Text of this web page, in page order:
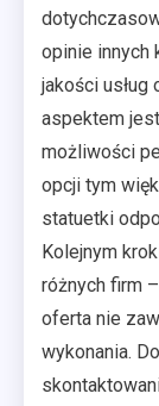
opinie innych
jakości usług
aspektem
możliwości
opcji tym
statuetki
Kolejnym
różnych firm
oferta nie
wykonania.